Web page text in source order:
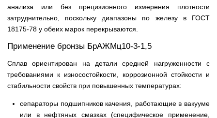
анализа или без прецизионного измерения плотности
затруднительно, поскольку диапазоны по железу в ГОСТ
18175-78 у обеих марок перекрываются.
Применение бронзы БрАЖМц10-3-1,5
Сплав ориентирован на детали средней нагруженности с
требованиями к износостойкости, коррозионной стойкости и
стабильности свойств при повышенных температурах:
сепараторы подшипников качения, работающие в вакууме
или в нефтяных смазках (специфическое применение,